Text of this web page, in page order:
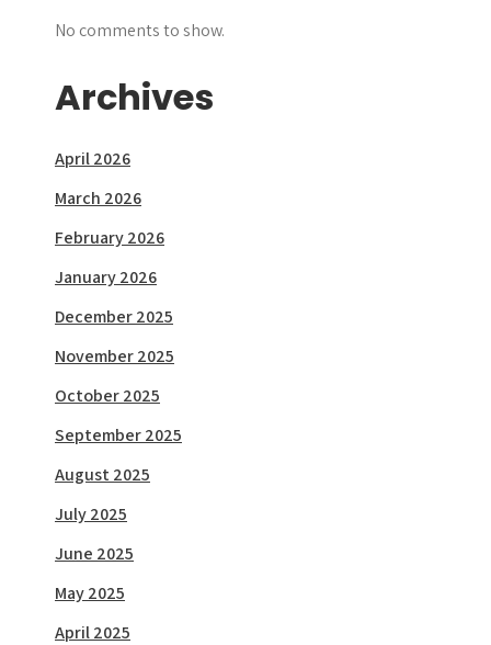
No comments to show.
Archives
April 2026
March 2026
February 2026
January 2026
December 2025
November 2025
October 2025
September 2025
August 2025
July 2025
June 2025
May 2025
April 2025